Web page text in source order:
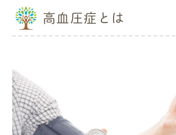
高血圧症とは